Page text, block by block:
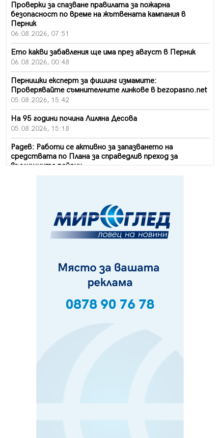
Проверки за спазване правилата за пожарна
безопасност по време на жътвената кампания в
Перник
06.08.2026, 07:51
Ето какви забавления ще има през август в Перник
06.08.2026, 00:48
Пернишки експерт за фишинг измамите:
Проверявайте съмнителните линкове в bezopasno.net
05.08.2026, 15:42
На 95 години почина Лиляна Десова
05.08.2026, 15:18
Радев: Работи се активно за запазването на
средствата по Плана за справедлив преход за
въглищните райони
05.08.2026, 14:01
„Топлофикация Перник“ напредва с дигитализацията
на отчетния процес
Радев: Работи се усилено за спасяване на средствата
по Плана за справедлив преход за Стара Загора,
05.08.2026, 11:34